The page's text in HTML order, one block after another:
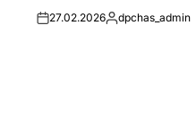
on27.02.2026Опубліковано
dpchas_admin